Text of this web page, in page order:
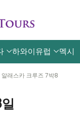
하와이유럽 멕시
알래스카 크루즈 7박8